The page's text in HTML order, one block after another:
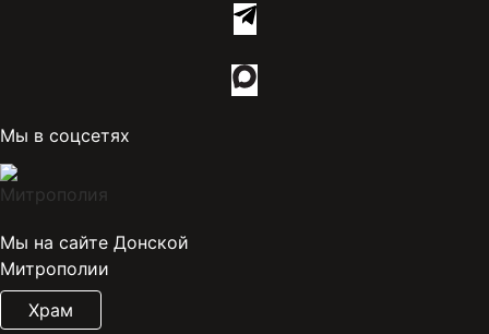
Мы в соцсетях
Мы на сайте Донской
Митрополии
Храм